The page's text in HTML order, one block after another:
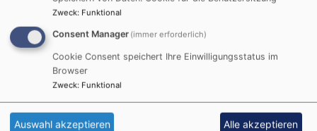
Internetadressen an.
Zweck: Funktional
Consent Manager (immer erforderlich)
Cookie Consent speichert Ihre Einwilligungsstatus im
Browser
Zweck: Funktional
Auswahl akzeptieren Alle akzeptieren